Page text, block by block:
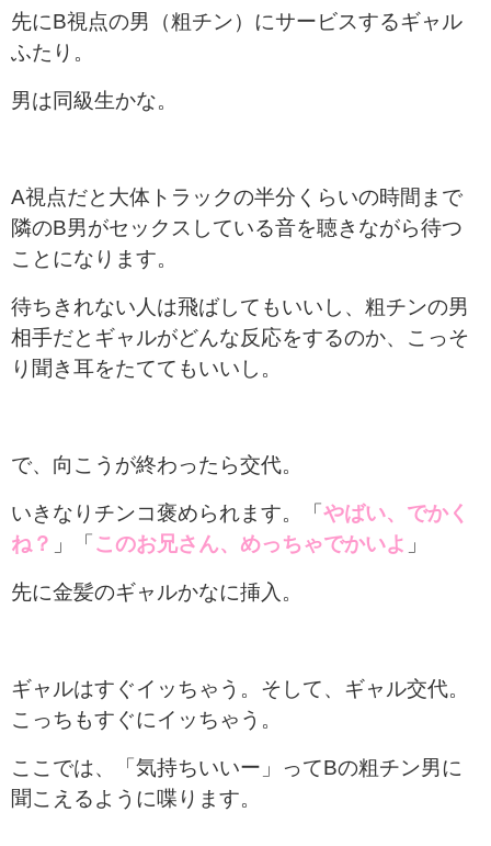
先にB視点の男（粗チン）にサービスするギャル
ふたり。
男は同級生かな。
A視点だと大体トラックの半分くらいの時間まで
隣のB男がセックスしている音を聴きながら待つ
ことになります。
待ちきれない人は飛ばしてもいいし、粗チンの男
相手だとギャルがどんな反応をするのか、こっそ
り聞き耳をたててもいいし。
で、向こうが終わったら交代。
いきなりチンコ褒められます。「 やばい、でかく
ね？ 」「 このお兄さん、めっちゃでかいよ 」
先に金髪のギャルかなに挿入。
ギャルはすぐイッちゃう。そして、ギャル交代。
こっちもすぐにイッちゃう。
ここでは、「気持ちいいー」ってBの粗チン男に
聞こえるように喋ります。